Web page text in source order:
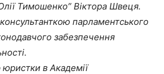
Тимошенко” Віктора Швеця.
парламентського
забезпечення
юристки в Академії